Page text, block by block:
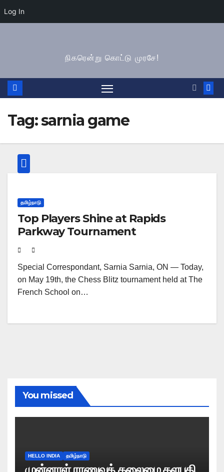
Log In
நிகரென்று கொட்டு முரசே!
Tag:sarnia game
தமிழ்நாடு
Top Players Shine at Rapids
Parkway Tournament
Special Correspondant, Sarnia Sarnia, ON — Today,
on May 19th, the Chess Blitz tournament held at The
French School on…
You missed
HELLO INDIA தமிழ்நாடு